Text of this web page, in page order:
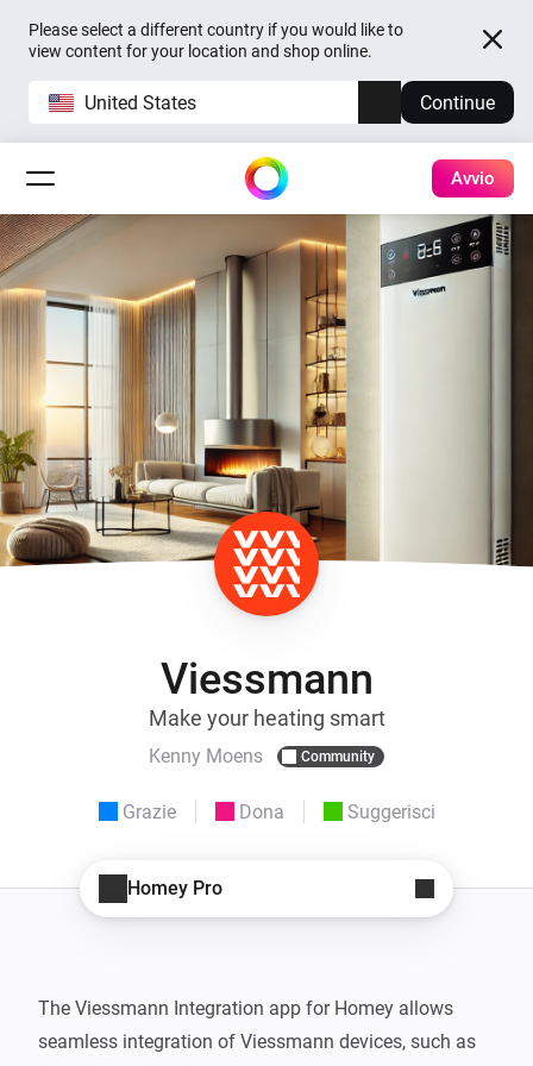
Please select a different country if you would like to
view content for your location and shop online.
United States Continue
Avvio
Viessmann
Make your heating smart
Kenny Moens Community
Grazie Dona Suggerisci
Homey Pro
The Viessmann Integration app for Homey allows
seamless integration of Viessmann devices, such as